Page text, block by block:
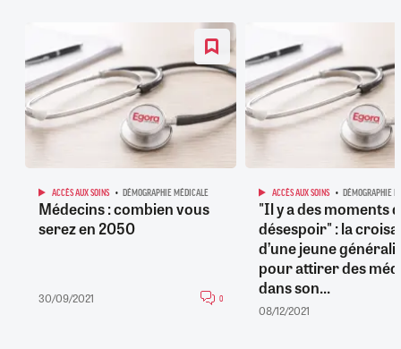
ACCÈS AUX SOINS DÉMOGRAPHIE MÉDICALE
Médecins : combien vous
serez en 2050
30/09/2021 0
ACCÈS AUX SOINS DÉMOGRAPHIE
"Il y a des moments
désespoir" : la
d’une jeune
pour attirer des
dans son...
08/12/2021